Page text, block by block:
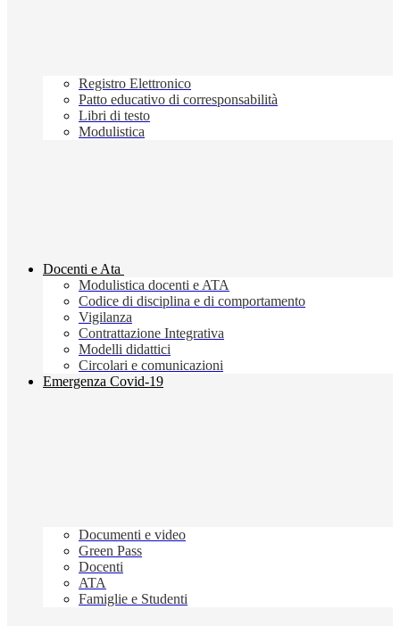
Registro Elettronico
Patto educativo di corresponsabilità
Libri di testo
Modulistica
Docenti e Ata
Modulistica docenti e ATA
Codice di disciplina e di comportamento
Vigilanza
Contrattazione Integrativa
Modelli didattici
Circolari e comunicazioni
Emergenza Covid-19
Documenti e video
Green Pass
Docenti
ATA
Famiglie e Studenti